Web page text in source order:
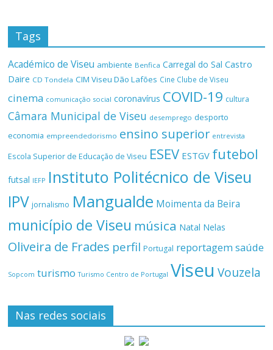
Tags
Académico de Viseu ambiente Benfica Carregal do Sal Castro
Daire CD Tondela CIM Viseu Dão Lafões Cine Clube de Viseu
cinema comunicação social coronavírus COVID-19 cultura
Câmara Municipal de Viseu desemprego desporto
economia empreendedorismo ensino superior entrevista
Escola Superior de Educação de Viseu ESEV ESTGV futebol
futsal IEFP Instituto Politécnico de Viseu
IPV jornalismo Mangualde Moimenta da Beira
município de Viseu música Natal Nelas
Oliveira de Frades perfil Portugal reportagemsaúde
Sopcom turismo Turismo Centro de Portugal Viseu Vouzela
Nas redes sociais